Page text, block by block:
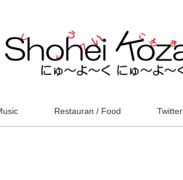
Restauran / Food Twitter